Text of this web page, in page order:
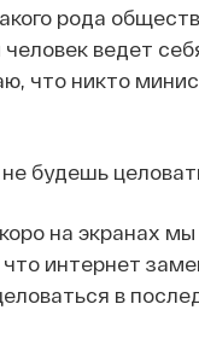
рода
ведет
что никто
будешь
на экранах
интернет
в